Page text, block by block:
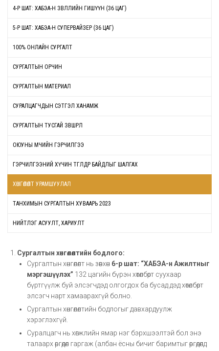
4-Р ШАТ: ХАБЭА-Н ЗӨВЛӨЛИЙН ГИШҮҮН (36 ЦАГ)
5-Р ШАТ: ХАБЭА-Н СУПЕРВАЙЗЕР (36 ЦАГ)
100% ОНЛАЙН СУРГАЛТ
СУРГАЛТЫН ОРЧИН
СУРГАЛТЫН МАТЕРИАЛ
СУРАЛЦАГЧДЫН СЭТГЭЛ ХАНАМЖ
СУРГАЛТЫН ТУСГАЙ ЗӨВШӨӨРӨЛ
ОЮУНЫ ӨМЧИЙН ГЭРЧИЛГЭЭ
ГЭРЧИЛГЭЭНИЙ ХҮЧИН ТӨГӨЛДӨР БАЙДЛЫГ ШАЛГАХ
ХӨНГӨЛӨЛТ УРАМШУУЛАЛ
ТАНХИМЫН СУРГАЛТЫН ХУВААРЬ 2023
НИЙТЛЭГ АСУУЛТ, ХАРИУЛТ
Сургалтын хөнгөлөлтийн бодлого:
Сургалтын хөнгөлөлт нь зөвхөн 6-р шат: “ХАБЭА-н Ажилтныг
мэргэшүүлэх” 132 цагийн бүрэн хөтөлбөрт суухаар
бүртгүүлж буй элсэгчдэд олгогдох ба бусад дэд хөтөлбөрт
элсэгч нарт хамаарахгүй болно.
Сургалтын хөнгөлөлтийн бодлогыг давхардуулж
хэрэглэхгүй.
Суралцагч нь хөгжлийн ямар нэг бэрхшээлтэй бол энэ
талаарх өргөдөл гаргаж (албан ёсны бичиг баримтыг өргөдөлд